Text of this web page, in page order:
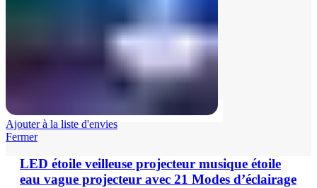
Ajouter à la liste d'envies
Fermer
LED étoile veilleuse projecteur musique étoile
eau vague projecteur avec 21 Modes d’éclairage